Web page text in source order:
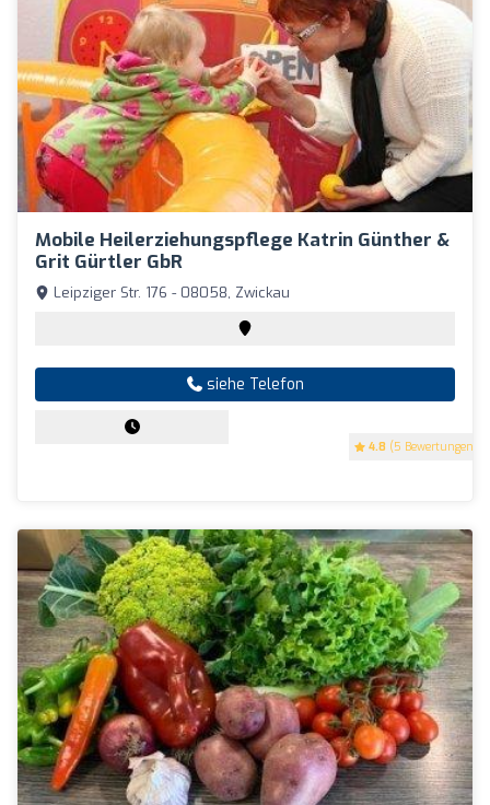
Mobile Heilerziehungspflege Katrin Günther &
Grit Gürtler GbR
4.8 (5 Bewertungen)
Leipziger Str. 176 - 08058, Zwickau
siehe Telefon